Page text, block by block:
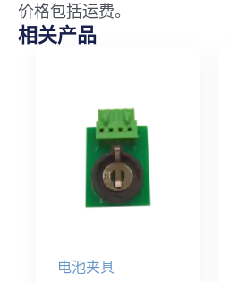
价格包括运费。
相关产品
电池夹具